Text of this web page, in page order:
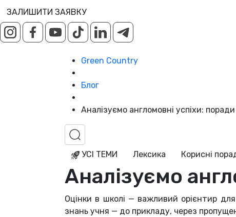
ЗАЛИШИТИ ЗАЯВКУ
Green Country
Блог
Аналізуємо англомовні успіхи:
УСІ ТЕМИ Лексика Корисні
Аналізуємо
Оцінки в школі — важливий орієнтир
знань учня — до прикладу, через